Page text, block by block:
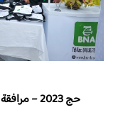
حج 2023 –